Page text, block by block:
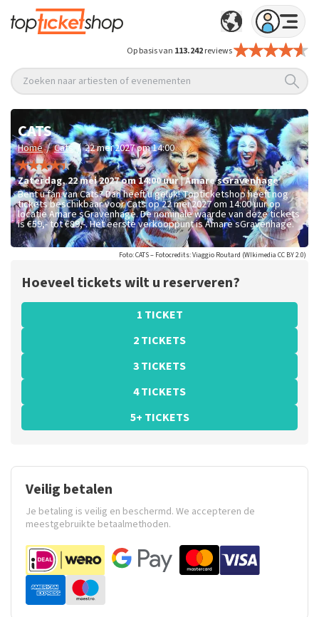
Op basis van 113.242reviews
Zoeken naar artiesten of evenementen
CATS
Home / Cats / 22 mei 2027 om 14:00
zaterdag,22 mei 2027 om 14:00uur|AmaresGravenhage
Bent u fan van Cats? Dan heeft u geluk! Topticketshop heeft nog
tickets beschikbaar voor Cats op 22 mei 2027 om 14:00 uur op
locatie Amare sGravenhage. De nominale waarde van deze tickets
is€59,- tot €89,-. Het eerste verkooppunt is Amare sGravenhage.
Foto: CATS – Fotocredits: Viaggio Routard (WIkimedia CC BY 2.0)
Hoeveel tickets wilt u reserveren?
1 TICKET
2 TICKETS
3 TICKETS
4 TICKETS
5+ TICKETS
Veilig betalen
Je betaling is veilig en beschermd. We accepteren de
meestgebruikte betaalmethoden.